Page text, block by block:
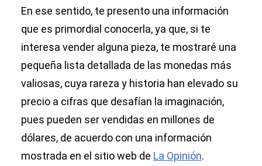
vender tus
antiguas de
colección
En ese sentido, te presento una información
que es primordial conocerla, ya que, si te
interesa vender alguna pieza, te mostraré una
pequeña lista detallada de las monedas más
valiosas, cuya rareza y historia han elevado su
precio a cifras que desafían la imaginación,
pues pueden ser vendidas en millones de
dólares, de acuerdo con una información
mostrada en el sitio web de La Opinión.